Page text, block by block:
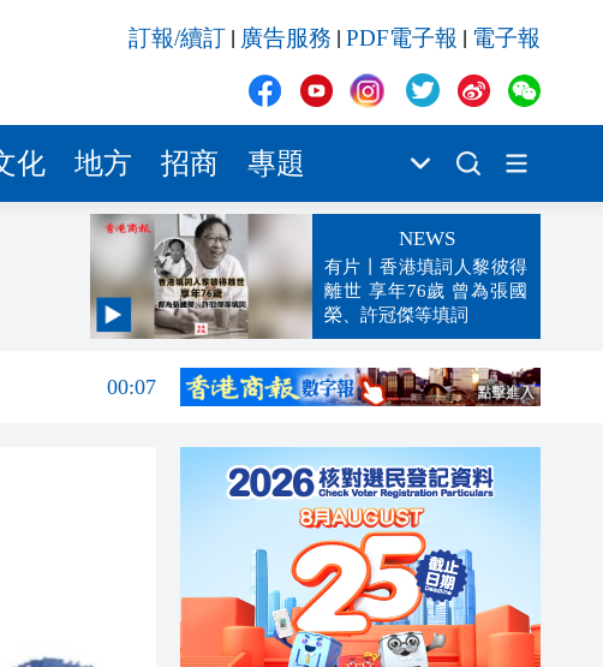
訂報/續訂 廣告服務 PDF電子報 電子報
化 地方 招商 專題
NEWS
有片丨香港填詞人黎彼得
離世 享年76歲 曾為張國
榮、許冠傑等填詞
00:19
00:07